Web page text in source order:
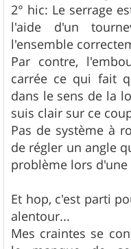
2° hic: Le serrage
l'aide d'un
l'ensemble
Par contre,
carrée ce qui fait
dans le sens de la
suis clair sur ce
Pas de système à
de régler un angle
problème lors
Et hop, c'est parti
alentour...
Mes craintes se